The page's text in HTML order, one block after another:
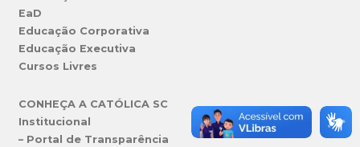
EaD
Educação Corporativa
Educação Executiva
Cursos Livres
CONHEÇA A CATÓLICA SC
Institucional
– Portal de Transparência